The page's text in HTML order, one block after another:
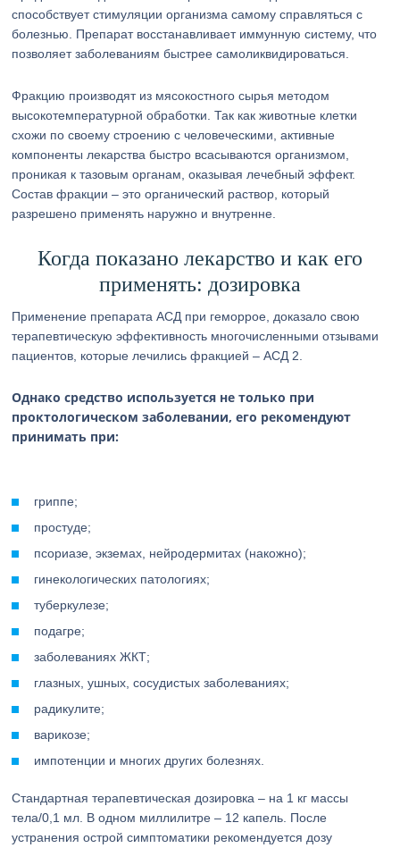
способствует стимуляции организма самому справляться с
болезнью. Препарат восстанавливает иммунную систему, что
позволяет заболеваниям быстрее самоликвидироваться.
Фракцию производят из мясокостного сырья методом
высокотемпературной обработки. Так как животные клетки
схожи по своему строению с человеческими, активные
компоненты лекарства быстро всасываются организмом,
проникая к тазовым органам, оказывая лечебный эффект.
Состав фракции – это органический раствор, который
разрешено применять наружно и внутренне.
Когда показано лекарство и как его
применять: дозировка
Применение препарата АСД при геморрое, доказало свою
терапевтическую эффективность многочисленными отзывами
пациентов, которые лечились фракцией – АСД 2.
Однако средство используется не только при
проктологическом заболевании, его рекомендуют
принимать при:
гриппе;
простуде;
псориазе, экземах, нейродермитах (накожно);
гинекологических патологиях;
туберкулезе;
подагре;
заболеваниях ЖКТ;
глазных, ушных, сосудистых заболеваниях;
радикулите;
варикозе;
импотенции и многих других болезнях.
Стандартная терапевтическая дозировка – на 1 кг массы
тела/0,1 мл. В одном миллилитре – 12 капель. После
устранения острой симптоматики рекомендуется дозу